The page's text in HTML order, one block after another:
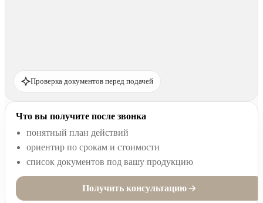
Проверка документов перед подачей
Что вы получите после звонка
понятный план действий
ориентир по срокам и стоимости
список документов под вашу продукцию
Получить консультацию